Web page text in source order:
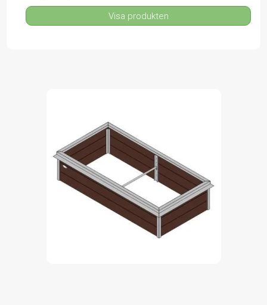
Visa produkten